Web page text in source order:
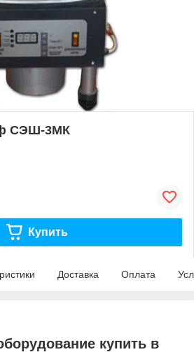
СЭШ-3МК
Купить
Доставка Оплата
купить в